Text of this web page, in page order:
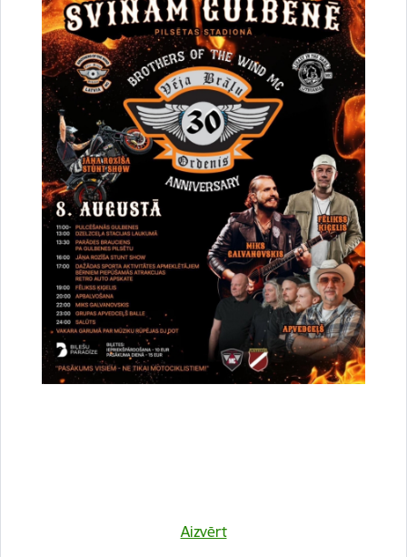
Aizvērt
Par satiksmes organizāciju Brīvības un
Dzelzceļa ielas pārbūves darbu laikā Gulbenē
30.07.2026. Projekti
Sabiedrība
Satiksmes ierobežojumi